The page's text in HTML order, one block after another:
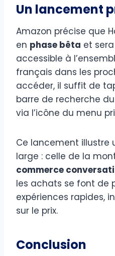
Un lancement
Amazon précise que
en phase bêta et
accessible à
français dans les
accéder, il suffit de
barre de recherche
via l’icône du menu
Ce lancement illustre
large : celle de la
commerce
les achats se font de
expériences rapides,
sur le prix.
Conclusion